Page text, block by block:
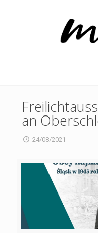
an
24/08/2021